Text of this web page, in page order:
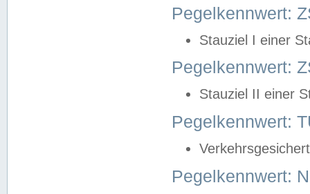
Pegelkennwert:
Stauziel I einer
Pegelkennwert:
Stauziel II einer
Pegelkennwert:
Pegelkennwert: